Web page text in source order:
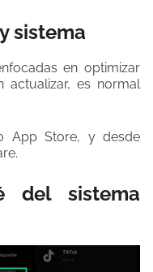
sistema
en optimizar
actualizar, es normal
App Store, y desde
del sistema